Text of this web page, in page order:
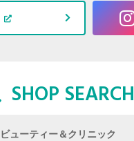
SHOP SEARCH
ビューティー＆クリニック